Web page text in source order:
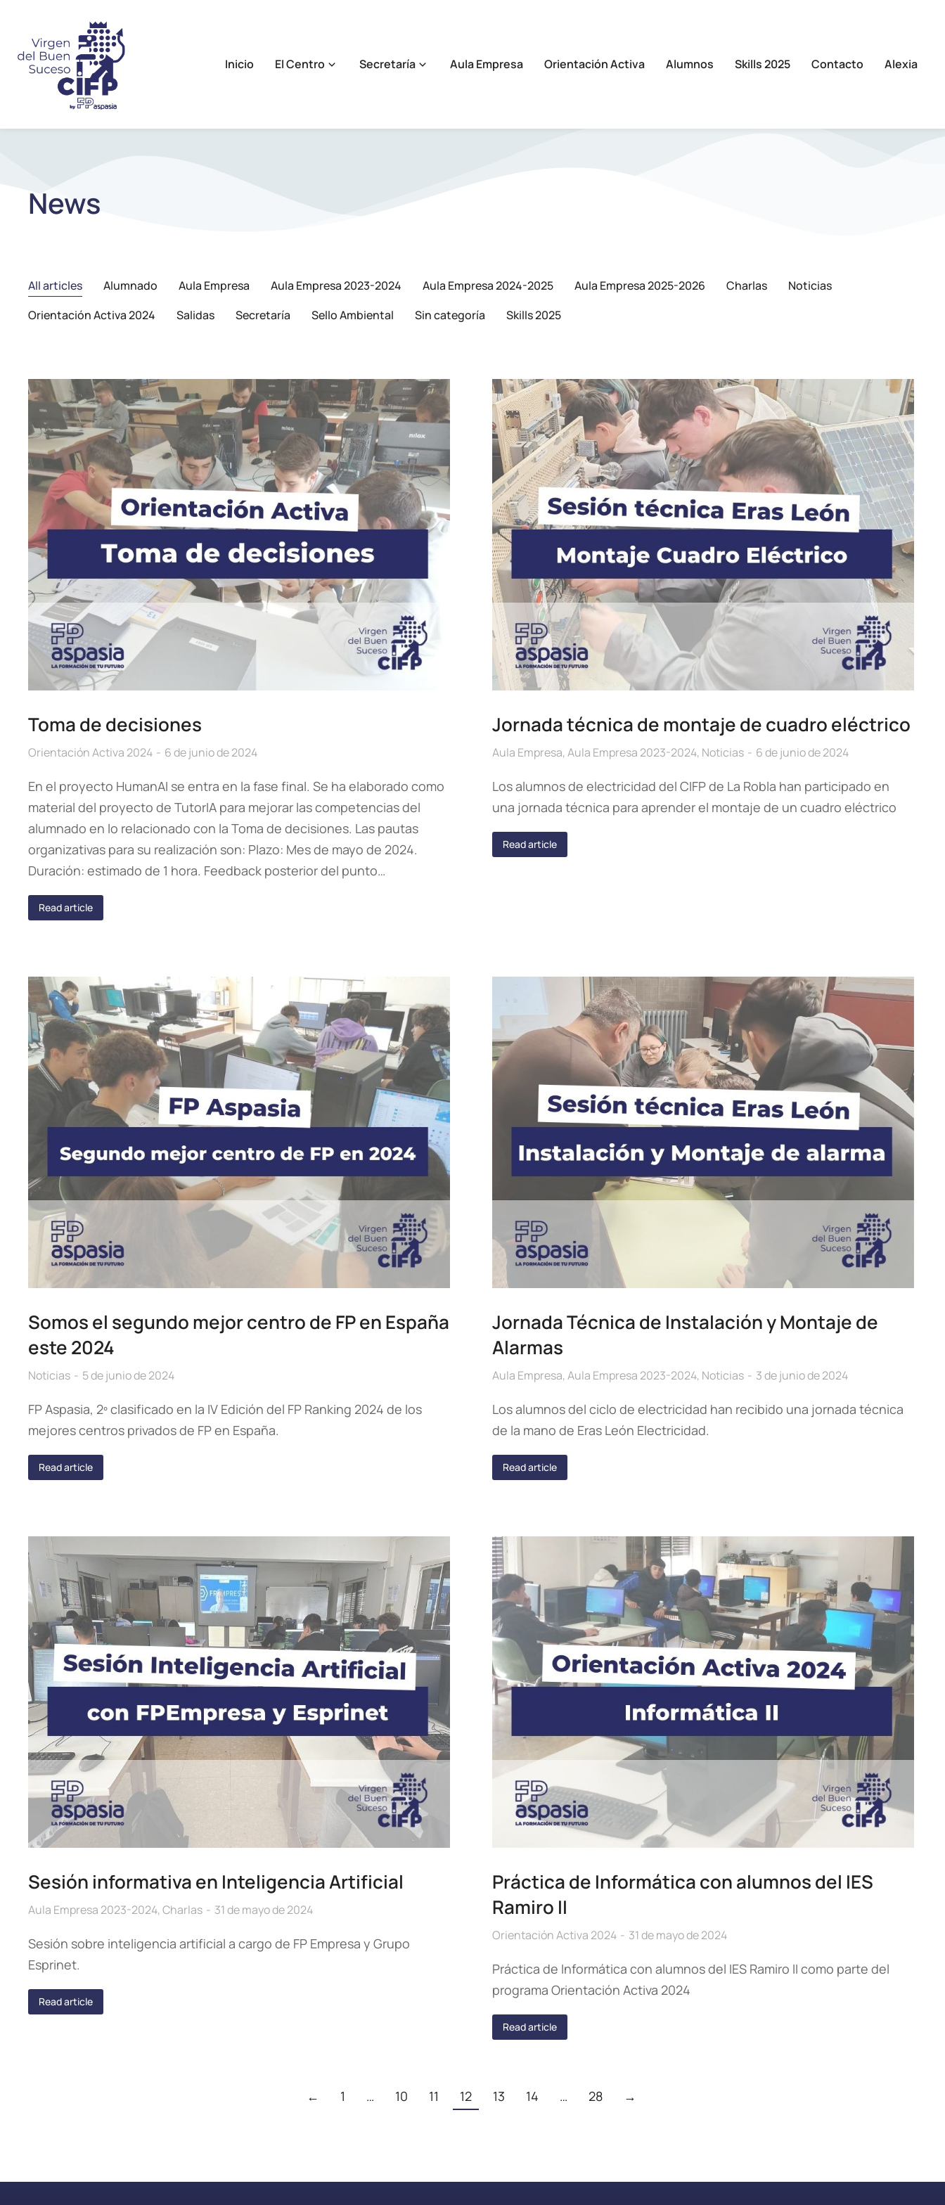
Inicio El Centro Secretaría Aula Empresa Orientación Activa Alumnos Skills 2025 Contacto Alexia
News
All articles Alumnado Aula Empresa Aula Empresa 2023-2024 Aula Empresa 2024-2025 Aula Empresa 2025-2026 Charlas
Noticias
Orientación Activa 2024
Salidas Secretaría Sello Ambiental Sin categoría Skills 2025
Toma de decisiones
Orientación Activa 2024 6 de junio de 2024
En el proyecto HumanAI se entra en la fase final. Se ha elaborado como
material del proyecto de TutorIA para mejorar las competencias del
alumnado en lo relacionado con la Toma de decisiones. Las pautas
organizativas para su realización son: Plazo: Mes de mayo de 2024.
Duración: estimado de 1 hora. Feedback posterior del punto…
Read article
Jornada técnica de montaje de cuadro eléctrico
Aula Empresa,Aula Empresa 2023-2024, Noticias 6 de junio de 2024
Los alumnos de electricidad del CIFP de La Robla han participado en
una jornada técnica para aprender el montaje de un cuadro eléctrico
Read article
Somos el segundo mejor centro de FP en España
este 2024
Noticias 5 de junio de 2024
FP Aspasia, 2º clasificado en la IV Edición del FP Ranking 2024 de los
mejores centros privados de FP en España.
Read article
Jornada Técnica de Instalación y Montaje de
Alarmas
Aula Empresa,Aula Empresa 2023-2024, Noticias 3 de junio de 2024
Los alumnos del ciclo de electricidad han recibido una jornada técnica
de la mano de Eras León Electricidad.
Read article
Sesión informativa en Inteligencia Artificial
Aula Empresa 2023-2024,Charlas 31 de mayo de 2024
Sesión sobre inteligencia artificial a cargo de FP Empresa y Grupo
Esprinet.
Read article
Práctica de Informática con alumnos del IES
Ramiro II
Orientación Activa 2024 31 de mayo de 2024
Práctica de Informática con alumnos del IES Ramiro II como parte del
programa Orientación Activa 2024
Read article
← 1 … 10 11 12 13 14 … 28 →